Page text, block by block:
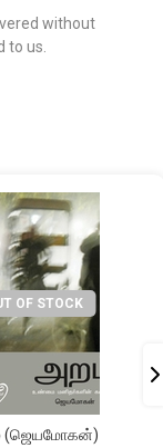
without
to us.
OF STOCK
(ஜெயமோகன்)